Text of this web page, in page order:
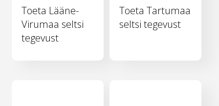
Toeta Lääne-
Virumaa seltsi
tegevust
Toeta Tartumaa
seltsi tegevust